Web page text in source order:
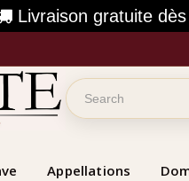
Livraison gratuite
Appellations